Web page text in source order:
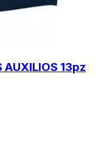
AUXILIOS 13pz